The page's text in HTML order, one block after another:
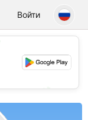
Войти
💕